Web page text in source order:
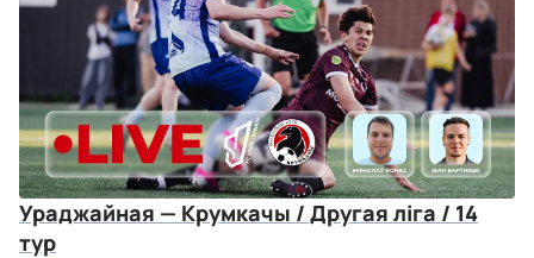
Ураджайная — Крумкачы / Другая ліга / 14
тур